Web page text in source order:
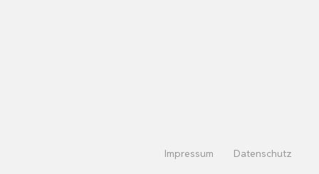
Impressum Datenschutz